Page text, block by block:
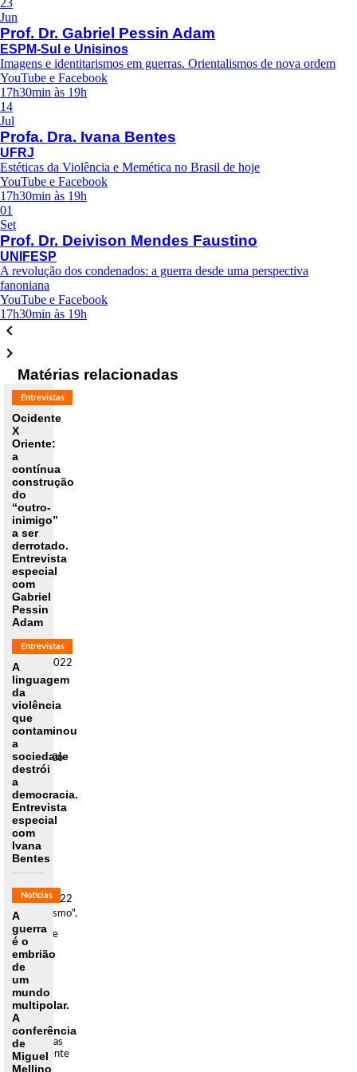
23
Jun
Prof. Dr. Gabriel Pessin Adam
ESPM-Sul e Unisinos
Imagens e identitarismos em guerras. Orientalismos de nova ordem
YouTube e Facebook
17h30min às 19h
14
Jul
Profa. Dra. Ivana Bentes
UFRJ
Estéticas da Violência e Memética no Brasil de hoje
YouTube e Facebook
17h30min às 19h
01
Set
Prof. Dr. Deivison Mendes Faustino
UNIFESP
A revolução dos condenados: a guerra desde uma perspectiva
fanoniana
YouTube e Facebook
17h30min às 19h
keyboard_arrow_left
keyboard_arrow_right
Matérias relacionadas
Entrevistas
Ocidente
X
Oriente:
a
contínua
construção
do
“outro-
inimigo”
a ser
derrotado.
Entrevista
especial
com
Gabriel
Pessin
Adam
20/07/2022
Se no
final do
século
XIX o
processo
de
colonização
do
sudeste
e leste
asiático,
da
África
e do
Oriente
origem
ao
"orientalismo",
ou
seja, à
construç
[...]
Entrevistas
A
linguagem
da
violência
que
contaminou
a
sociedade
destrói
a
democracia.
Entrevista
especial
com
Ivana
Bentes
17/07/2022
Vivemos
realmente
tempos
sombrios
no
Brasil,
em
que
meninas
são
violentadas
sexualmente
e lhes
Notícias
A
guerra
é o
embrião
de
um
mundo
multipolar.
A
conferência
de
Miguel
Mellino